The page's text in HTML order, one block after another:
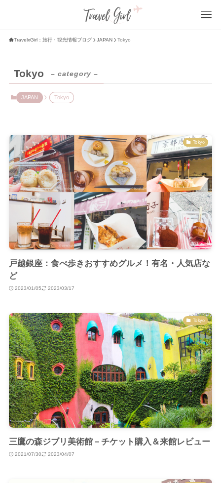
TravelxGirl：旅行・観光情報ブログ JAPAN Tokyo
Tokyo – category –
JAPAN Tokyo
Tokyo
戸越銀座：食べ歩きおすすめグルメ！有名・人気店な
ど
2023/01/05 2023/03/17
Tokyo
三鷹の森ジブリ美術館－チケット購入＆来館レビュー
2021/07/30 2023/04/07